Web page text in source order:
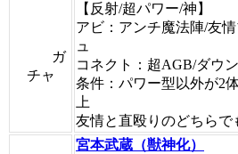
ガ
チャ
【反射/超パワー/神】
アビ：アンチ魔法陣/友
ュ
コネクト：超AGB/ダウ
条件：パワー型以外が2
上
友情と直殴りのどちらで
宮本武蔵（獣神化）